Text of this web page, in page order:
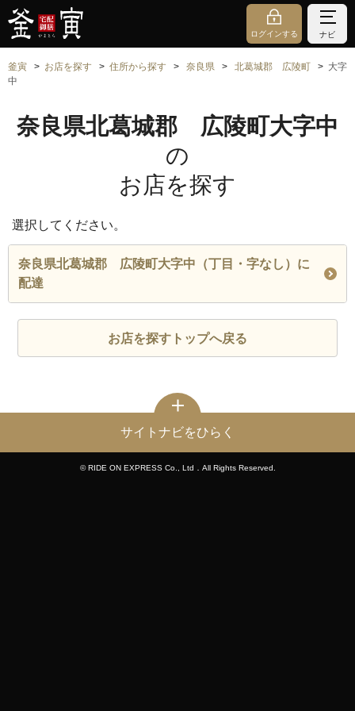
ログインする ナビ
釜寅 お店を探す 住所から探す 奈良県 北葛城郡 広陵町
大字
中
奈良県北葛城郡 広陵町大字中
の
お店を探す
選択してください。
奈良県北葛城郡 広陵町大字中（丁目・字なし）に
配達
お店を探すトップへ戻る
サイトナビをひらく
© RIDE ON EXPRESS Co., Ltd．All Rights Reserved.